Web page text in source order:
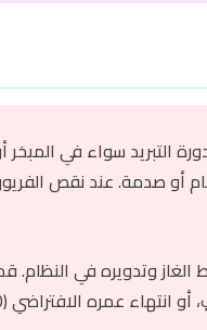
التبريد سواء في المبخر
أو صدمة. عند نقص
وتدويره في النظام.
عمره الافتراضي (10-15 سنة).